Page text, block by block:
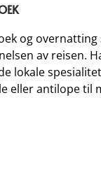
og overnatting
av reisen.
lokale
eller antilope til